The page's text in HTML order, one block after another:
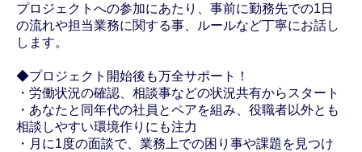
プロジェクトへの参加にあたり、事前に勤務先での1日
の流れや担当業務に関する事、ルールなど丁寧にお話し
します。
◆プロジェクト開始後も万全サポート！
・労働状況の確認、相談事などの状況共有からスタート
・あなたと同年代の社員とペアを組み、役職者以外とも
相談しやすい環境作りにも注力
・月に1度の面談で、業務上での困り事や課題を見つけ